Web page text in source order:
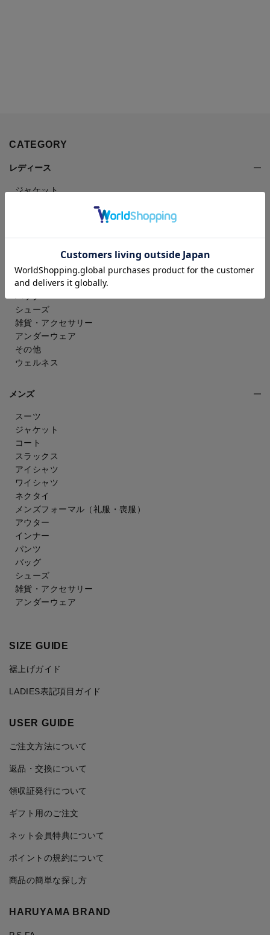
CATEGORY
レディース
ジャケット
ワンピース
フォーマル（喪服・礼服）
バッグ
シューズ
雑貨・アクセサリー
アンダーウェア
その他
ウェルネス
メンズ
スーツ
ジャケット
コート
スラックス
アイシャツ
ワイシャツ
ネクタイ
メンズフォーマル （礼服・喪服）
アウター
インナー
パンツ
バッグ
シューズ
雑貨・アクセサリー
アンダーウェア
SIZE GUIDE
裾上げガイド
LADIES表記項目ガイド
USER GUIDE
ご注文方法について
返品・交換について
領収証発行について
ギフト用のご注文
ネット会員特典について
ポイントの規約について
商品の簡単な探し方
HARUYAMA BRAND